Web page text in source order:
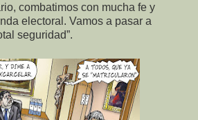
combatimos con mucha fe y
electoral. Vamos a pasar a
seguridad”.